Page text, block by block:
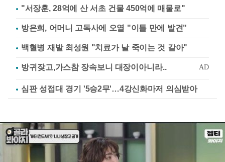
"서장훈, 28억에 산 서초 건물 450억에 매물로"
방은희, 어머니 고독사에 오열 "이틀 만에 발견"
백혈병 재발 최성원 "치료가 날 죽이는 것 같아"
심판 성접대 경기 '5승2무'…4강신화마저 의심받아